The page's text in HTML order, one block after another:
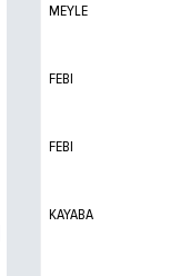
MEYLE
FEBI
FEBI
KAYABA